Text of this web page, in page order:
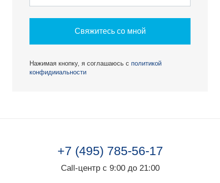
Свяжитесь со мной
Нажимая кнопку, я соглашаюсь с политикой
конфидииальности
+7 (495) 785-56-17
Call-центр с 9:00 до 21:00